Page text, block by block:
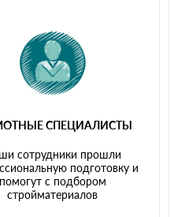
СПЕЦИАЛИСТЫ
сотрудники прошли
подготовку и
помогут с подбором
стройматериалов